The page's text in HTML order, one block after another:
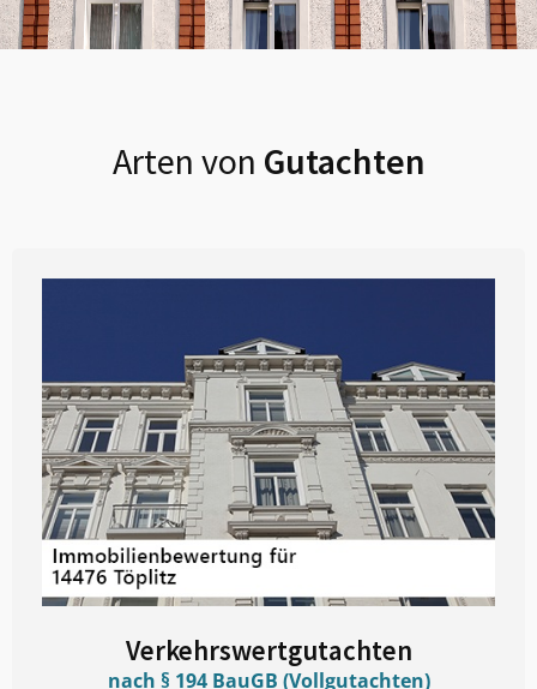
Arten von Gutachten
Verkehrswertgutachten
nach § 194 BauGB (Vollgutachten)